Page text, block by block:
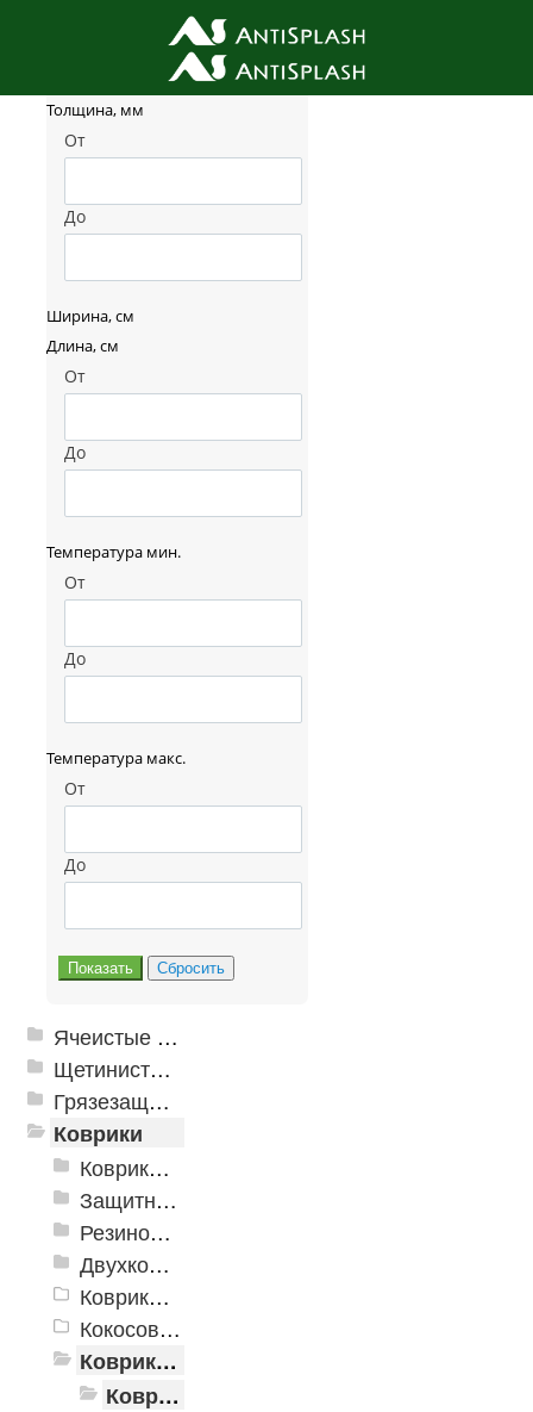
Фильтр товаров
Толщина, мм
От
До
Ширина, см
Длина, см
От
До
Температура мин.
От
До
Температура макс.
От
До
Ячеистые грязезащитные покрытия
Щетинистые покрытия
Грязезащитные, влаговпитывающие покрытия
Коврики
Коврики влаговпитывающие
Защитные коврики и лотки
Резиновые коврики
Двухкомпонентные коврики
Коврики на пенорезине
Кокосовые коврики
Коврики для ванн
Коврики для ванн «V-Line»